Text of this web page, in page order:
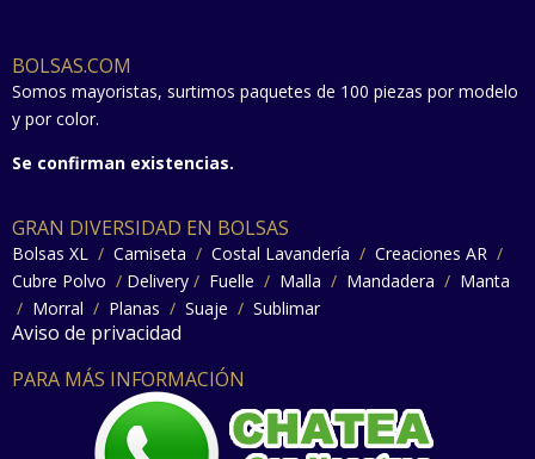
BOLSAS.COM
Somos mayoristas, surtimos paquetes de 100 piezas por modelo
y por color.
Se confirman existencias.
GRAN DIVERSIDAD EN BOLSAS
Bolsas XL / Camiseta / Costal Lavandería / Creaciones AR /
Cubre Polvo / Delivery / Fuelle / Malla / Mandadera / Manta
/ Morral / Planas / Suaje / Sublimar
Aviso de privacidad
PARA MÁS INFORMACIÓN